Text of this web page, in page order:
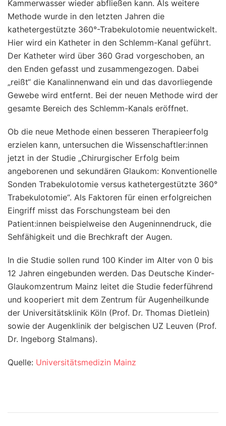
Kammerwasser wieder abfließen kann. Als weitere
Methode wurde in den letzten Jahren die
kathetergestützte 360°-Trabekulotomie neuentwickelt.
Hier wird ein Katheter in den Schlemm-Kanal geführt.
Der Katheter wird über 360 Grad vorgeschoben, an
den Enden gefasst und zusammengezogen. Dabei
„reißt“ die Kanalinnenwand ein und das davorliegende
Gewebe wird entfernt. Bei der neuen Methode wird der
gesamte Bereich des Schlemm-Kanals eröffnet.
Ob die neue Methode einen besseren Therapieerfolg
erzielen kann, untersuchen die Wissenschaftler:innen
jetzt in der Studie „Chirurgischer Erfolg beim
angeborenen und sekundären Glaukom: Konventionelle
Sonden Trabekulotomie versus kathetergestützte 360°
Trabekulotomie“. Als Faktoren für einen erfolgreichen
Eingriff misst das Forschungsteam bei den
Patient:innen beispielweise den Augeninnendruck, die
Sehfähigkeit und die Brechkraft der Augen.
In die Studie sollen rund 100 Kinder im Alter von 0 bis
12 Jahren eingebunden werden. Das Deutsche Kinder-
Glaukomzentrum Mainz leitet die Studie federführend
und kooperiert mit dem Zentrum für Augenheilkunde
der Universitätsklinik Köln (Prof. Dr. Thomas Dietlein)
sowie der Augenklinik der belgischen UZ Leuven (Prof.
Dr. Ingeborg Stalmans).
Quelle: Universitätsmedizin Mainz